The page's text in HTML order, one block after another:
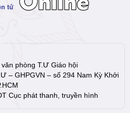
phòng T.Ư Giáo hội
– GHPGVN – số 294 Nam Kỳ Khởi
Cục phát thanh, truyền hình